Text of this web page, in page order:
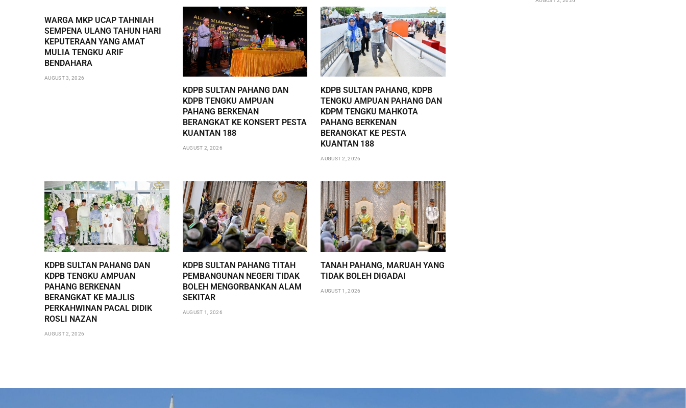
WARGA MKP UCAP TAHNIAH
SEMPENA ULANG TAHUN HARI
KEPUTERAAN YANG AMAT
MULIA TENGKU ARIF
BENDAHARA
AUGUST 3, 2026
KDPB SULTAN PAHANG DAN
KDPB TENGKU AMPUAN
PAHANG BERKENAN
BERANGKAT KE KONSERT PESTA
KUANTAN 188
AUGUST 2, 2026
KDPB SULTAN PAHANG, KDPB
TENGKU AMPUAN PAHANG DAN
KDPM TENGKU MAHKOTA
PAHANG BERKENAN
BERANGKAT KE PESTA
KUANTAN 188
AUGUST 2, 2026
KDPB SULTAN PAHANG DAN
KDPB TENGKU AMPUAN
PAHANG BERKENAN
BERANGKAT KE MAJLIS
PERKAHWINAN PACAL DIDIK
ROSLI NAZAN
AUGUST 2, 2026
KDPB SULTAN PAHANG TITAH
PEMBANGUNAN NEGERI TIDAK
BOLEH MENGORBANKAN ALAM
SEKITAR
AUGUST 1, 2026
TANAH PAHANG, MARUAH YANG
TIDAK BOLEH DIGADAI
AUGUST 1, 2026